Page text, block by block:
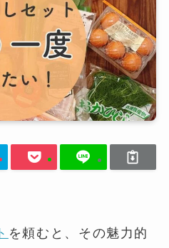
を頼むと、その魅力的